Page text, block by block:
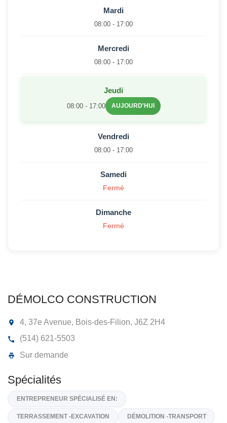
DÉMOLCO CONSTRUCTION
4, 37e Avenue, Bois-des-Filion,
(514) 621-5503
Mardi
08:00 - 17:00
Mercredi
08:00 - 17:00
Jeudi
08:00 - 17:00 AUJOURD'HUI
Vendredi
08:00 - 17:00
Samedi
Fermé
Dimanche
Fermé